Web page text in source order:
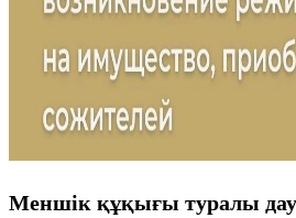
Меншік құқығы туралы